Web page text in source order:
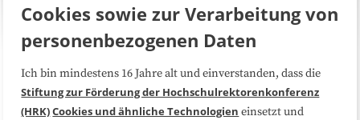
Über uns FAQ
Cookies sowie zur Verarbeitung von
personenbezogenen Daten
Ich bin mindestens 16 Jahre alt und einverstanden, dass die
Stiftung zur Förderung der Hochschulrektorenkonferenz
(HRK)Cookies und ähnliche Technologien einsetzt und